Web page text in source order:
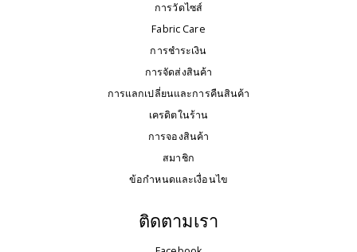
การวัดไซส์
Fabric Care
การชำระเงิน
การจัดส่งสินค้า
การแลกเปลี่ยนและการคืนสินค้า
เครดิตในร้าน
การจองสินค้า
สมาชิก
ข้อกำหนดและเงื่อนไข
ติดตามเรา